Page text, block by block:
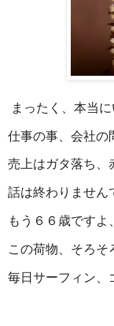
まったく、本当
仕事の事、会社の
売上はガタ落ち、
話は終わりません
もう６６歳ですよ
この荷物、そろそ
毎日サーフィン、